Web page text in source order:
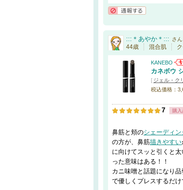
:::＊あやか＊::: さん
44歳 混合肌
KANEBO
カネボウ
[ ジェル・ク
税込価格：
7 購入
鼻筋と頬のシェーディン
の方が、鼻筋描きやすい
に向けてスッと引くと
った意味はある！！
カニ味噌と話題になり
で優しくプレスするだ